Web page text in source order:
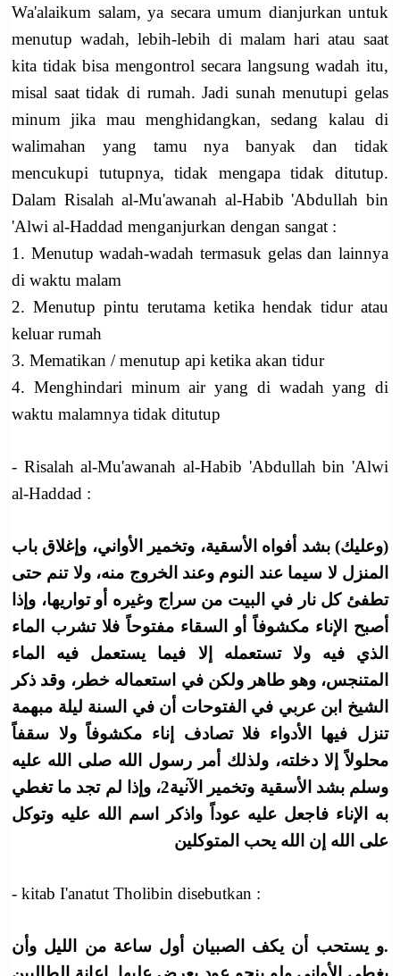
Wa'alaikum salam, ya secara umum dianjurkan untuk
menutup wadah, lebih-lebih di malam hari atau saat
kita tidak bisa mengontrol secara langsung wadah itu,
misal saat tidak di rumah. Jadi sunah menutupi gelas
minum jika mau menghidangkan, sedang kalau di
walimahan yang tamu nya banyak dan tidak
mencukupi tutupnya, tidak mengapa tidak ditutup.
Dalam Risalah al-Mu'awanah al-Habib 'Abdullah bin
'Alwi al-Haddad menganjurkan dengan sangat :
1. Menutup wadah-wadah termasuk gelas dan lainnya
di waktu malam
2. Menutup pintu terutama ketika hendak tidur atau
keluar rumah
3. Mematikan / menutup api ketika akan tidur
4. Menghindari minum air yang di wadah yang di
waktu malamnya tidak ditutup
- Risalah al-Mu'awanah al-Habib 'Abdullah bin 'Alwi
al-Haddad :
(وعليك) بشد أفواه الأسقية، وتخمير الأواني، وإغلاق باب
المنزل لا سيما عند النوم وعند الخروج منه، ولا تنم حتى
تطفئ كل نار في البيت من سراج وغيره أو تواريها، وإذا
أصبح الإناء مكشوفاً أو السقاء مفتوحاً فلا تشرب الماء
الذي فيه ولا تستعمله إلا فيما يستعمل فيه الماء
المتنجس، وهو طاهر ولكن في استعماله خطر، وقد ذكر
الشيخ ابن عربي في الفتوحات أن في السنة ليلة مبهمة
تنزل فيها الأدواء فلا تصادف إناء مكشوفاً ولا سقفاً
محلولاً إلا دخلته، ولذلك أمر رسول الله صلى الله عليه
وسلم بشد الأسقية وتخمير الآنية2، وإذا لم تجد ما تغطي
به الإناء فاجعل عليه عوداً واذكر اسم الله عليه وتوكل
على الله إن الله يحب المتوكلين
- kitab I'anatut Tholibin disebutkan :
.و يستحب أن يكف الصبيان أول ساعة من الليل وأن